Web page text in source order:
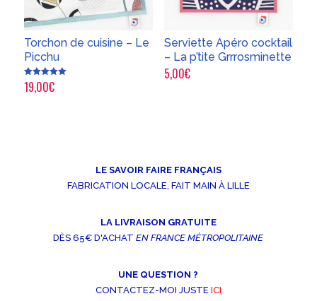
Torchon de cuisine – Le
Picchu
Note
5.00
19,00€
Serviette Apéro cocktail
– La p’tite Grrrosminette
5,00€
LE SAVOIR FAIRE FRANÇAIS
FABRICATION LOCALE, FAIT MAIN À LILLE
LA LIVRAISON GRATUITE
DÈS 65€ D'ACHATEN FRANCE MÉTROPOLITAINE
UNE QUESTION ?
CONTACTEZ-MOI JUSTE ICI